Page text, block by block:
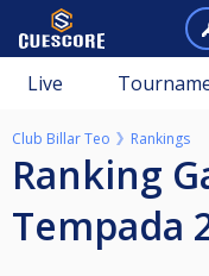
Live
Club Billar Teo Rankings
Ranking Galego Absoluto
Tempada